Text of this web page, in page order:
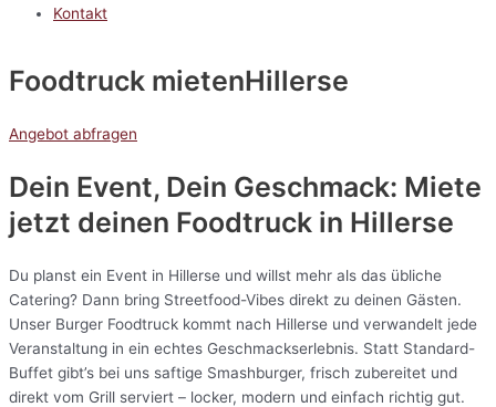
Kontakt
Foodtruck mietenHillerse
Angebot abfragen
Dein Event, Dein Geschmack: Miete
jetzt deinen Foodtruck in Hillerse
Du planst ein Event in Hillerse und willst mehr als das übliche
Catering? Dann bring Streetfood-Vibes direkt zu deinen Gästen.
Unser Burger Foodtruck kommt nach Hillerse und verwandelt jede
Veranstaltung in ein echtes Geschmackserlebnis. Statt Standard-
Buffet gibt’s bei uns saftige Smashburger, frisch zubereitet und
direkt vom Grill serviert – locker, modern und einfach richtig gut.